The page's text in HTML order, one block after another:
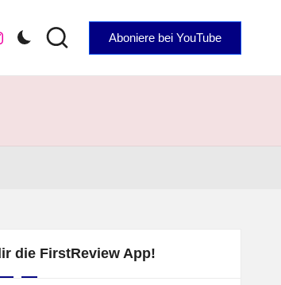
Aboniere bei YouTube
die FirstReview App!